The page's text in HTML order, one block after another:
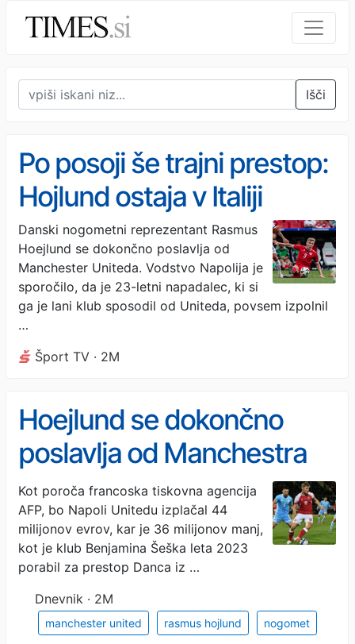
Išči
Po posoji še trajni prestop:
Hojlund ostaja v Italiji
Danski nogometni reprezentant Rasmus
Hoejlund se dokončno poslavlja od
Manchester Uniteda. Vodstvo Napolija je
sporočilo, da je 23-letni napadalec, ki si
ga je lani klub sposodil od Uniteda, povsem izpolnil
…
Šport TV · 2M
Hoejlund se dokončno
poslavlja od Manchestra
Uniteda
Kot poroča francoska tiskovna agencija
AFP, bo Napoli Unitedu izplačal 44
milijonov evrov, kar je 36 milijonov manj,
kot je klub Benjamina Šeška leta 2023
porabil za prestop Danca iz …
Dnevnik · 2M
manchester united rasmus hojlund nogomet